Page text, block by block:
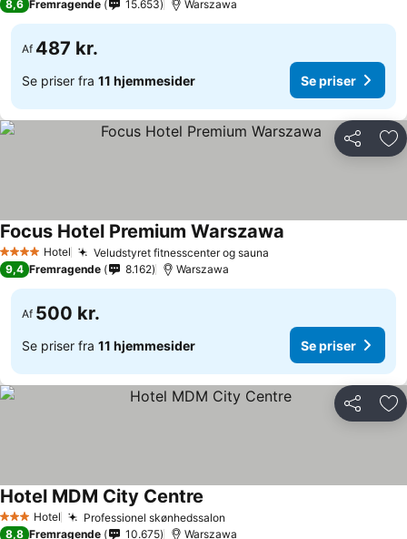
8,6 Fremragende 15.653 Warszawa
Af 487 kr.
Se priser fra 11 hjemmesider Se priser
Del
4 StjernerHotel Veludstyret fitnesscenter og sauna
Focus Hotel Premium Warszawa
9,4 Fremragende 8.162 Warszawa
Af 500 kr.
Se priser fra 11 hjemmesider Se priser
Del
3 StjernerHotel Professionel skønhedssalon
Hotel MDM City Centre
8,8 Fremragende 10.675 Warszawa